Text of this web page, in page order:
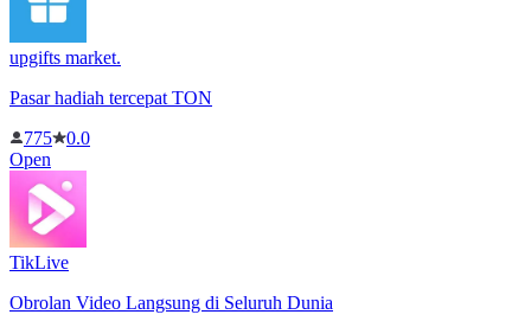
upgifts market.
Pasar hadiah tercepat TON
775
0.0
Open
TikLive
Obrolan Video Langsung di Seluruh Dunia